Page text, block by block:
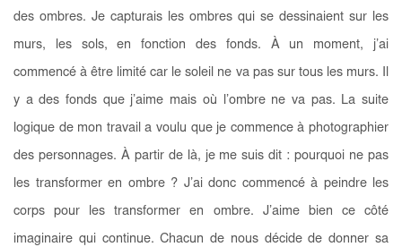
des ombres. Je capturais les ombres qui se dessinaient sur les
murs, les sols, en fonction des fonds. À un moment, j’ai
commencé à être limité car le soleil ne va pas sur tous les murs. Il
y a des fonds que j’aime mais où l’ombre ne va pas. La suite
logique de mon travail a voulu que je commence à photographier
des personnages. À partir de là, je me suis dit : pourquoi ne pas
les transformer en ombre ? J’ai donc commencé à peindre les
corps pour les transformer en ombre. J’aime bien ce côté
imaginaire qui continue. Chacun de nous décide de donner sa